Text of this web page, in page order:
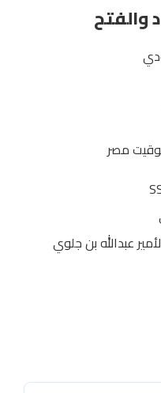
والفتح
عبدالله بن جلوي